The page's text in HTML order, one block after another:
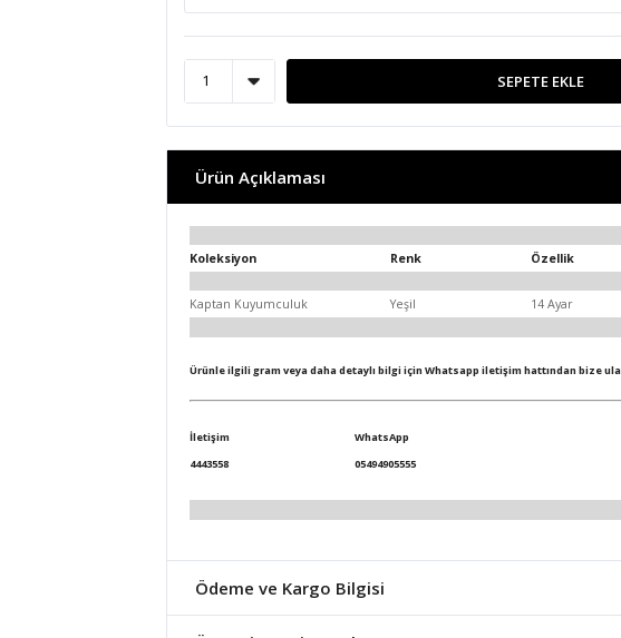
SEPETE EKLE
Ürün Açıklaması
Koleksiyon Renk Özellik
Kaptan Kuyumculuk Yeşil 14 Ayar
Ürünle ilgili gram veya daha detaylı bilgi için Whatsapp iletişim hattından bize
İletişim
4443558
WhatsApp
05494905555
Ödeme ve Kargo Bilgisi